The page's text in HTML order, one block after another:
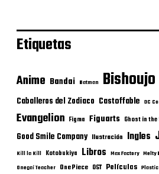
Etiquetas
Anime Bandai Batman Bishoujo
Caballeros del Zodiaco Castoffable DC
Evangelion Figma Figuarts Ghost in the
Good Smile Company Ilustración Ingles
Kill la Kill Kotobukiya Libros Max Factory Melty
Onegai Teacher One Piece OST Películas